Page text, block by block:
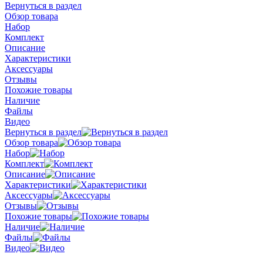
Вернуться в раздел
Обзор товара
Набор
Комплект
Описание
Характеристики
Аксессуары
Отзывы
Похожие товары
Наличие
Файлы
Видео
Вернуться в раздел
Обзор товара
Набор
Комплект
Описание
Характеристики
Аксессуары
Отзывы
Похожие товары
Наличие
Файлы
Видео